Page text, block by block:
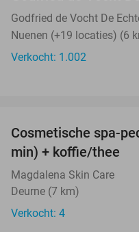
Godfried de Vocht De
Nuenen (+19 locaties) (6
Verkocht: 1.002
TODAY
Cosmetische spa-
min) + koffie/thee
Magdalena Skin Care
Deurne (7 km)
Verkocht: 4